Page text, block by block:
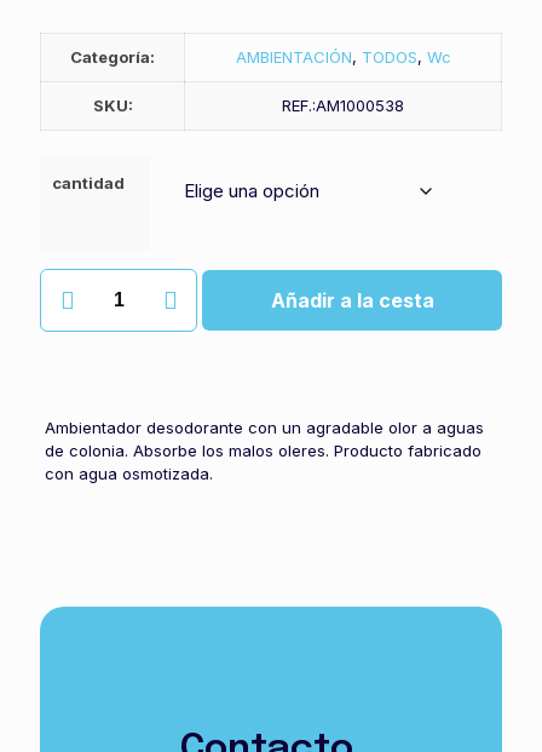
Categoría: AMBIENTACIÓN, TODOS, Wc
SKU: REF.:AM1000538
cantidad
Ambientador
a.c
Añadir a la cesta
Ambientador desodorante con un agradable olor a aguas
de colonia. Absorbe los malos oleres. Producto fabricado
con agua osmotizada.